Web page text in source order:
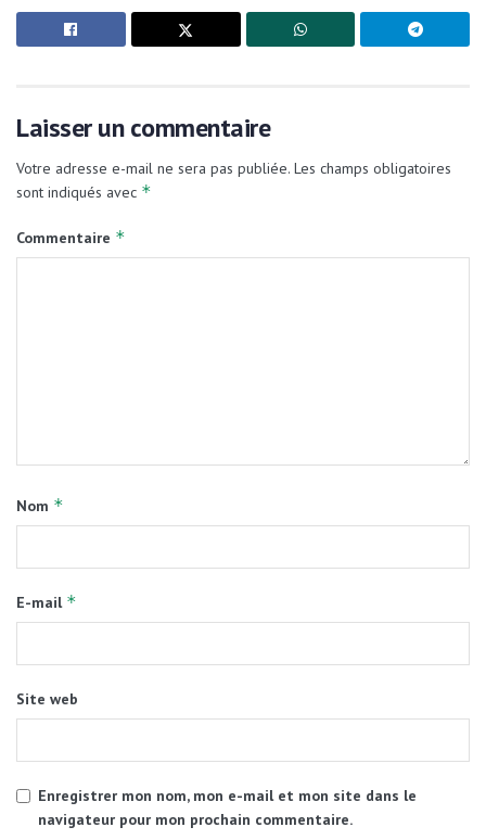
Laisser un commentaire
Votre adresse e-mail ne sera pas publiée. Les champs obligatoires
sont indiqués avec *
Commentaire *
Nom *
E-mail *
Site web
Enregistrer mon nom, mon e-mail et mon site dans le
navigateur pour mon prochain commentaire.